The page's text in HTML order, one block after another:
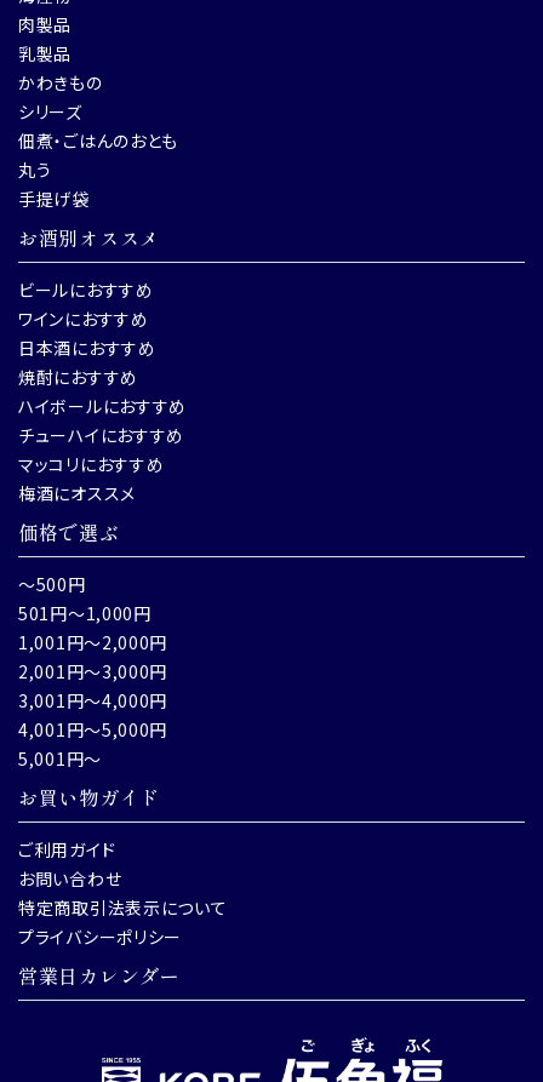
肉製品
乳製品
かわきもの
シリーズ
佃煮・ごはんのおとも
丸う
手提げ袋
お酒別オススメ
ビールにおすすめ
ワインにおすすめ
日本酒におすすめ
焼酎におすすめ
ハイボールにおすすめ
チューハイにおすすめ
マッコリにおすすめ
梅酒にオススメ
価格で選ぶ
～500円
501円～1,000円
1,001円～2,000円
2,001円～3,000円
3,001円～4,000円
4,001円～5,000円
5,001円～
お買い物ガイド
ご利用ガイド
お問い合わせ
特定商取引法表示について
プライバシーポリシー
営業日カレンダー